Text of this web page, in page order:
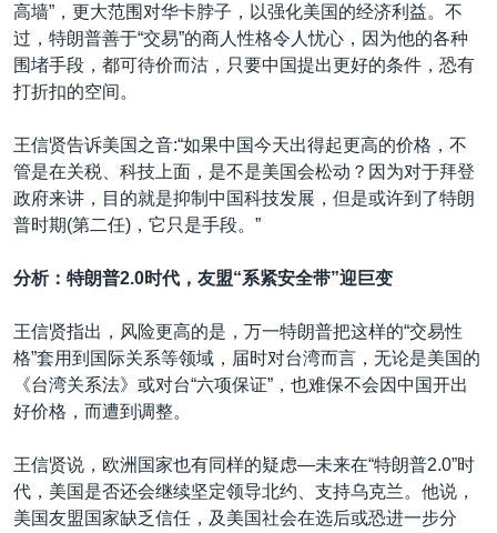
高墙”，更大范围对华卡脖子，以强化美国的经济利益。不
过，特朗普善于“交易”的商人性格令人忧心，因为他的各种
围堵手段，都可待价而沽，只要中国提出更好的条件，恐有
打折扣的空间。
王信贤告诉美国之音:“如果中国今天出得起更高的价格，不
管是在关税、科技上面，是不是美国会松动？因为对于拜登
政府来讲，目的就是抑制中国科技发展，但是或许到了特朗
普时期(第二任)，它只是手段。”
分析：特朗普2.0时代，友盟“系紧安全带”迎巨变
王信贤指出，风险更高的是，万一特朗普把这样的“交易性
格”套用到国际关系等领域，届时对台湾而言，无论是美国的
《台湾关系法》或对台“六项保证”，也难保不会因中国开出
好价格，而遭到调整。
王信贤说，欧洲国家也有同样的疑虑—未来在“特朗普2.0”时
代，美国是否还会继续坚定领导北约、支持乌克兰。他说，
美国友盟国家缺乏信任，及美国社会在选后或恐进一步分